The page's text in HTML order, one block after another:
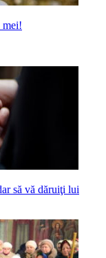
mei!
să vă dăruiţi lui